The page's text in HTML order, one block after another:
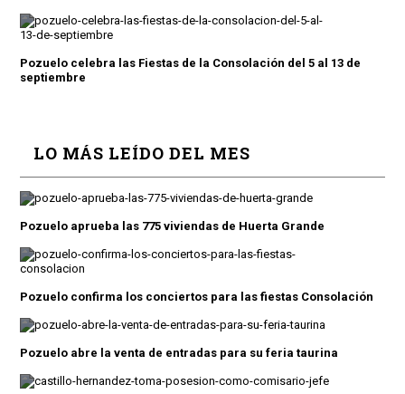
Pozuelo celebra las Fiestas de la Consolación del 5 al 13 de
septiembre
LO MÁS LEÍDO DEL MES
Pozuelo aprueba las 775 viviendas de Huerta Grande
Pozuelo confirma los conciertos para las fiestas Consolación
Pozuelo abre la venta de entradas para su feria taurina